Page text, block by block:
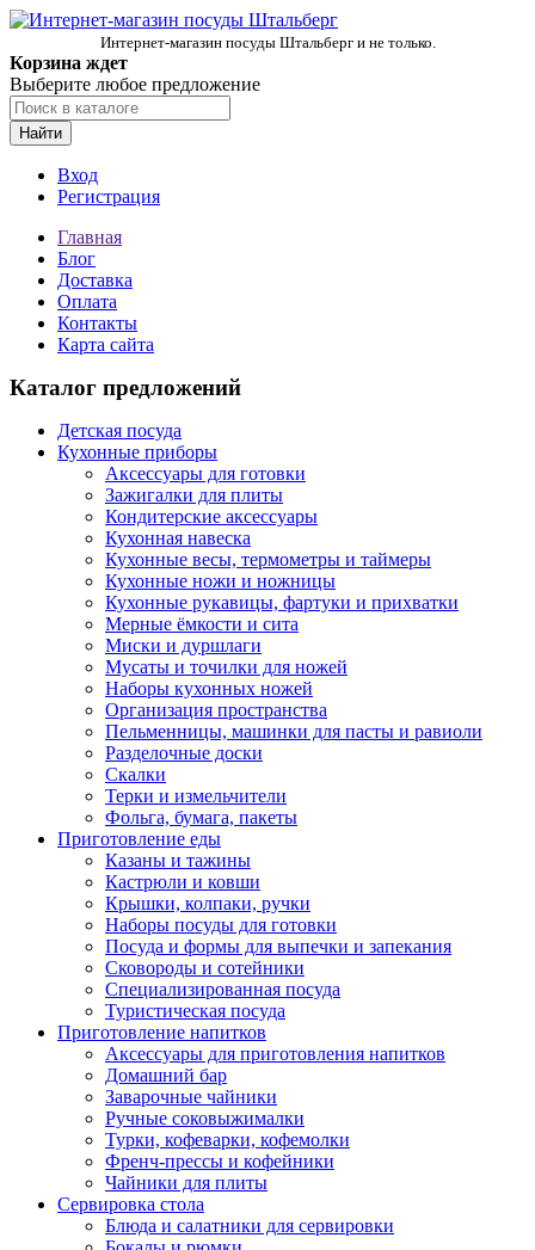
Интернет-магазин посуды Штальберг и не только.
Корзина ждет
Выберите любое предложение
Найти
Вход
Регистрация
Главная
Блог
Доставка
Оплата
Контакты
Карта сайта
Каталог предложений
Детская посуда
Кухонные приборы
Аксессуары для готовки
Зажигалки для плиты
Кондитерские аксессуары
Кухонная навеска
Кухонные весы, термометры и таймеры
Кухонные ножи и ножницы
Кухонные рукавицы, фартуки и прихватки
Мерные ёмкости и сита
Миски и дуршлаги
Мусаты и точилки для ножей
Наборы кухонных ножей
Организация пространства
Пельменницы, машинки для пасты и равиоли
Разделочные доски
Скалки
Терки и измельчители
Фольга, бумага, пакеты
Приготовление еды
Казаны и тажины
Кастрюли и ковши
Крышки, колпаки, ручки
Наборы посуды для готовки
Посуда и формы для выпечки и запекания
Сковороды и сотейники
Специализированная посуда
Туристическая посуда
Приготовление напитков
Аксессуары для приготовления напитков
Домашний бар
Заварочные чайники
Ручные соковыжималки
Турки, кофеварки, кофемолки
Френч-прессы и кофейники
Чайники для плиты
Сервировка стола
Блюда и салатники для сервировки